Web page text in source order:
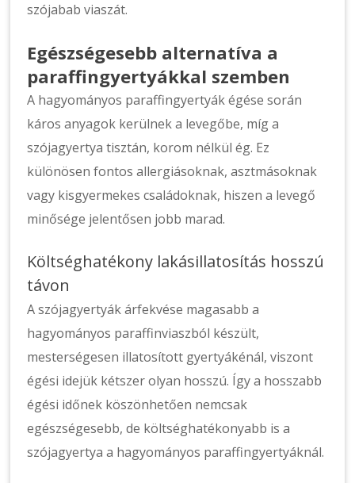
szójabab viaszát.
Egészségesebb alternatíva a
paraffingyertyákkal szemben
A hagyományos paraffingyertyák égése során
káros anyagok kerülnek a levegőbe, míg a
szójagyertya tisztán, korom nélkül ég. Ez
különösen fontos allergiásoknak, asztmásoknak
vagy kisgyermekes családoknak, hiszen a levegő
minősége jelentősen jobb marad.
Költséghatékony lakásillatosítás hosszú
távon
A szójagyertyák árfekvése magasabb a
hagyományos paraffinviaszból készült,
mesterségesen illatosított gyertyákénál, viszont
égési idejük kétszer olyan hosszú. Így a hosszabb
égési időnek köszönhetően nemcsak
egészségesebb, de költséghatékonyabb is a
szójagyertya a hagyományos paraffingyertyáknál.